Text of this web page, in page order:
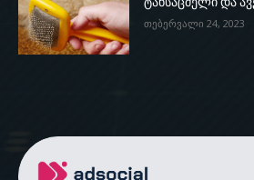
თებერვალი 24, 2023